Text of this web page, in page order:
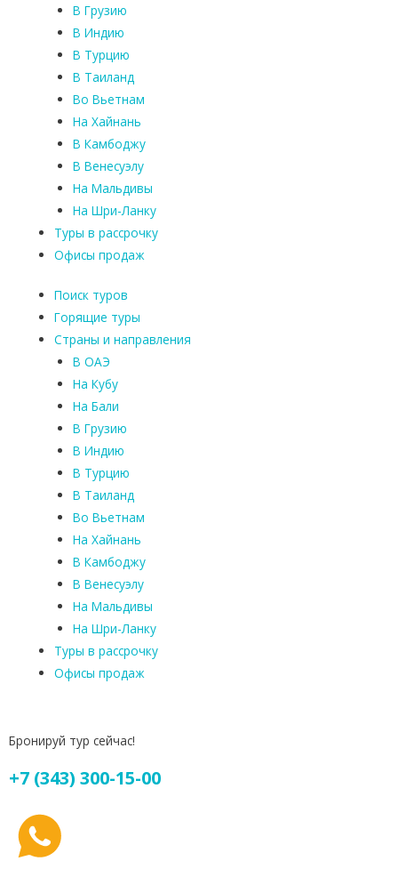
В Грузию
В Индию
В Турцию
В Таиланд
Во Вьетнам
На Хайнань
В Камбоджу
В Венесуэлу
На Мальдивы
На Шри-Ланку
Туры в рассрочку
Офисы продаж
Поиск туров
Горящие туры
Страны и направления
В ОАЭ
На Кубу
На Бали
В Грузию
В Индию
В Турцию
В Таиланд
Во Вьетнам
На Хайнань
В Камбоджу
В Венесуэлу
На Мальдивы
На Шри-Ланку
Туры в рассрочку
Офисы продаж
Бронируй тур сейчас!
+7 (343) 300-15-00